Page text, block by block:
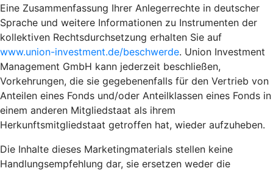
Eine Zusammenfassung Ihrer Anlegerrechte in deutscher
Sprache und weitere Informationen zu Instrumenten der
kollektiven Rechtsdurchsetzung erhalten Sie auf
www.union-investment.de/beschwerde. Union Investment
Management GmbH kann jederzeit beschließen,
Vorkehrungen, die sie gegebenenfalls für den Vertrieb von
Anteilen eines Fonds und/oder Anteilklassen eines Fonds in
einem anderen Mitgliedstaat als ihrem
Herkunftsmitgliedstaat getroffen hat, wieder aufzuheben.
Die Inhalte dieses Marketingmaterials stellen keine
Handlungsempfehlung dar, sie ersetzen weder die